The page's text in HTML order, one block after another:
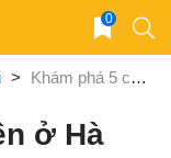
0
> Khám phá 5 công viên ở Hà Nội thú vị để đi chơi vào dịp cuối tuần
ở Hà